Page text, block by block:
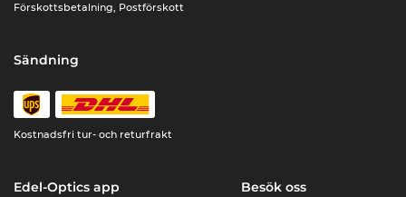
Förskottsbetalning, Postförskott
Sändning
Kostnadsfri tur- och returfrakt
Edel-Optics app Besök oss